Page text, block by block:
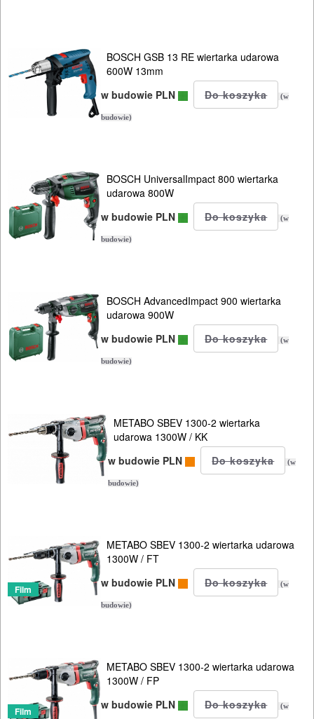
ELEKTRONARZĘDZIA
SIECIOWE
bruzdownice
udarowe
lamelownice
mieszadła
młotowiertarki
BOSCH GSB 13 RE wiertarka udarowa
600W 13mm
w budowie PLN
(w
budowie)
BOSCH UniversalImpact 800 wiertarka
udarowa 800W
w budowie PLN
(w
budowie)
BOSCH AdvancedImpact 900 wiertarka
udarowa 900W
w budowie PLN
(w
budowie)
METABO SBEV 1300-2 wiertarka
udarowa 1300W / KK
w budowie PLN
(w
budowie)
Film
METABO SBEV 1300-2 wiertarka udarowa
1300W / FT
w budowie PLN
(w
budowie)
Film
METABO SBEV 1300-2 wiertarka udarowa
1300W / FP
w budowie PLN
(w